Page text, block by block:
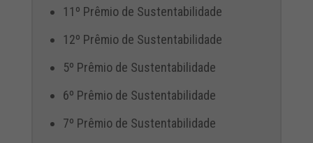
11º Prêmio de Sustentabilidade
12º Prêmio de Sustentabilidade
5º Prêmio de Sustentabilidade
6º Prêmio de Sustentabilidade
7º Prêmio de Sustentabilidade